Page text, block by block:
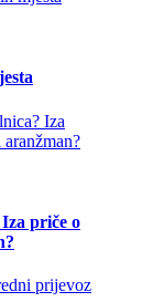
priče o